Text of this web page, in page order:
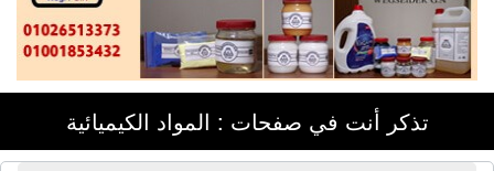
تذكر أنت في صفحات : المواد الكيميائية